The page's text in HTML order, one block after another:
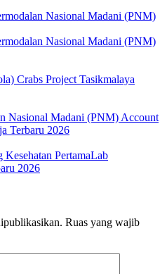
Nasional Madani (PNM)
Nasional Madani (PNM)
Crabs Project Tasikmalaya
Nasional Madani (PNM) Account
Terbaru 2026
PertamaLab
2026
Ruas yang wajib